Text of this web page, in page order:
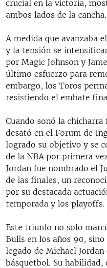
crucial en la victoria,
ambos lados de la cancha.
A medida que avanzaba
y la tensión se
por Magic Johnson y
último esfuerzo para
embargo, los Toros
resistiendo el embate
Cuando sonó la
desató en el Forum de
logrado su objetivo y se
de la NBA por primera
Jordan fue nombrado el
de las finales, un
por su destacada
temporada y los playoffs.
Este triunfo no solo
Bulls en los años 90,
legado de Michael
básquetbol. Su